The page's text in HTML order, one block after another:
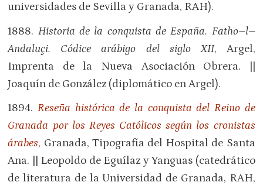
universidades de Sevilla y Granada, RAH).
1888. Historia de la conquista de España. Fatho–l–
Andaluçi.
Códice arábigo del siglo XII, Argel,
Imprenta de la Nueva Asociación Obrera. ||
Joaquín de González (diplomático en Argel).
1894.Reseña histórica de la conquista del Reino de
Granada por los Reyes Católicos según los cronistas
árabes, Granada, Tipografía del Hospital de Santa
Ana. || Leopoldo de Eguílaz y Yanguas (catedrático
de literatura de la Universidad de Granada, RAH,